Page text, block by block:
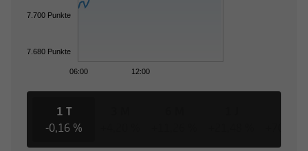
06:00 12:00
7.680 Punkte
7.700 Punkte
1 T
-0,16 %